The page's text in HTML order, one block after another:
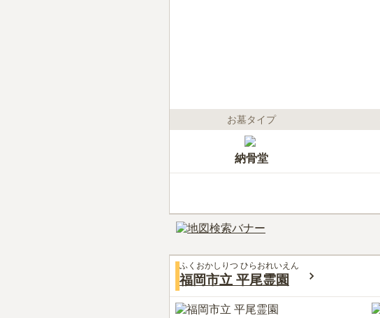
お墓タイプ
納骨堂
ふくおかしりつ ひらおれいえん
福岡市立 平尾霊園